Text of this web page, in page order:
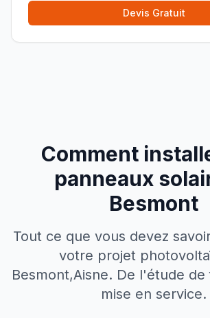
Devis Gratuit
Comment
panneaux
Besmont
Tout ce que vous devez
votre projet
Besmont,Aisne. De l'étude de
mise en service.